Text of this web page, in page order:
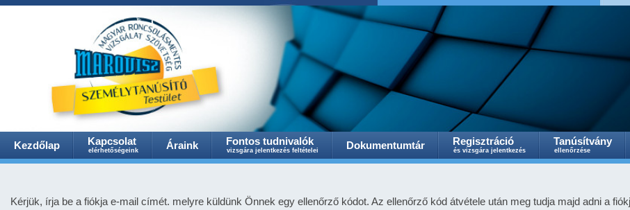
Kezdőlap Kapcsolat
elérhetőségeink Áraink Fontos tudnivalók
vizsgára jelentkezés feltételei Dokumentumtár Regisztráció
és vizsgára jelentkezés
Tanúsítvány
ellenőrzése
Kérjük, írja be a fiókja e-mail címét. melyre küldünk Önnek egy ellenőrző kódot. Az ellenőrző kód átvétele után meg tudja majd adni a